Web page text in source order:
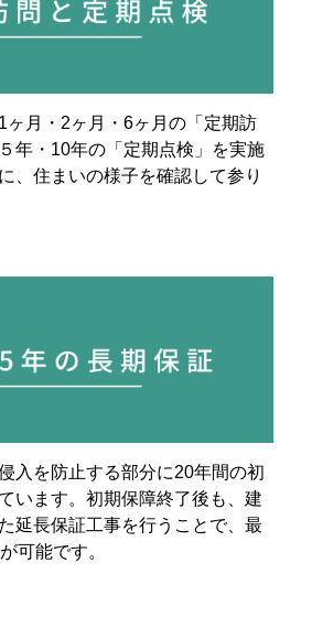
ヶ月・2ヶ月・6ヶ月の「定期訪
年・10年の「定期点検」を実施
、住まいの様子を確認して参り
入を防止する部分に20年間の初
います。初期保障終了後も、建
延長保証工事を行うことで、最
可能です。